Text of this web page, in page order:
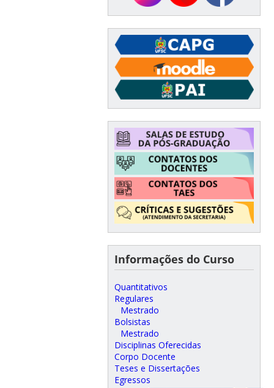
Informações do Curso
Quantitativos
Regulares
Mestrado
Bolsistas
Mestrado
Disciplinas Oferecidas
Corpo Docente
Teses e Dissertações
Egressos